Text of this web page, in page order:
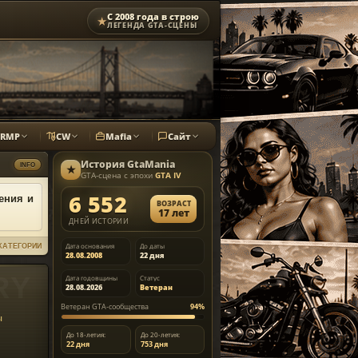
★С 2008 года в строю
ЛЕГЕНДА GTA-СЦЕНЫ
CW Mafia Сайт
INFO
и
★ ИсторияGtaMania
GTA-сцена с эпохи GTA IV
6 552
ДНЕЙ ИСТОРИИ
ВОЗРАСТ
17 лет
Дата основания
28.08.2008
До даты
22 дня
Дата годовщины
28.08.2026
Статус
Ветеран
Ветеран GTA-сообщества
94%
До 18-летия:
22 дня
До 20-летия:
753 дня